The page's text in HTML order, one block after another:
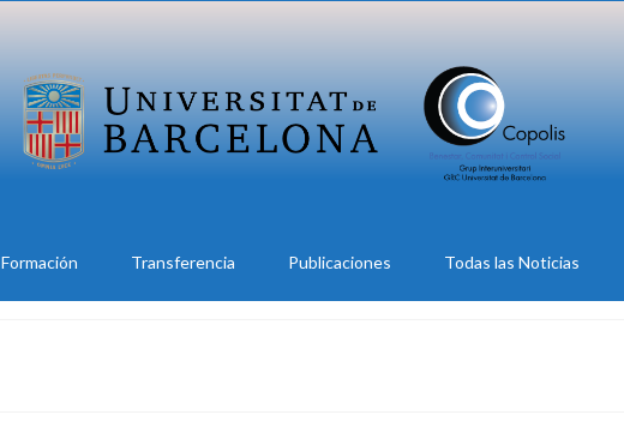
Formación Transferencia Publicaciones Todas las Noticias